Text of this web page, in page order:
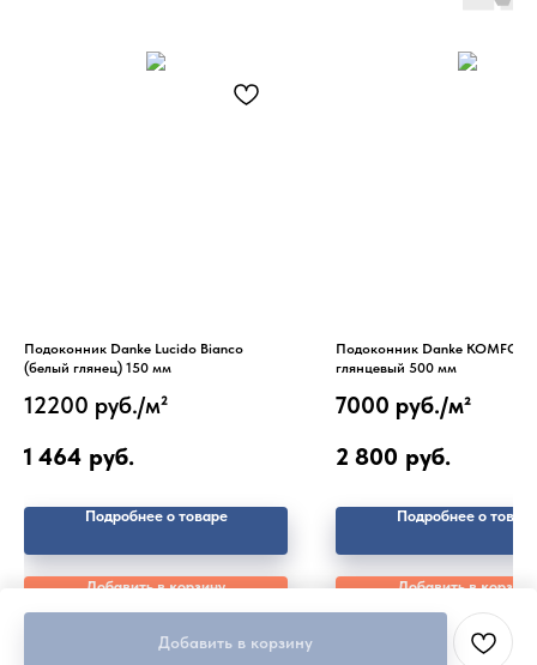
Добавить в корзину
Подоконник Danke Lucido Bianco
(белый глянец) 150 мм
12200 руб./м²
1 464 руб.
Подробнее о товаре
Добавить в корзину
Подоконник Danke
глянцевый 500 мм
7000 руб./м²
2 800 руб.
Подробнее о
Добавить в корзину